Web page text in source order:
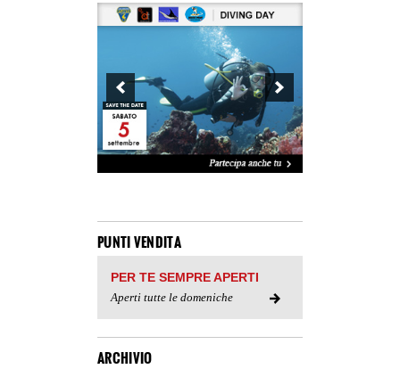
PUNTI VENDITA
PER TE SEMPRE APERTI
Aperti tutte le domeniche
ARCHIVIO